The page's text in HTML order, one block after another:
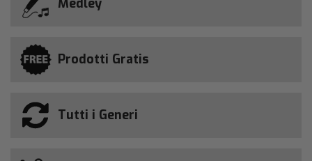
Prodotti Gratis
Tutti i Generi